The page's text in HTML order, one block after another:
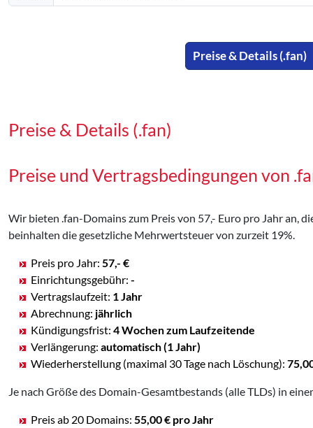
Preise & Details (.fan)
Preise & Details (.fan)
Preise und Vertragsbedingungen von
Wir bieten .fan-Domains zum Preis von 57,- Euro pro Jahr an,
beinhalten die gesetzliche Mehrwertsteuer von zurzeit 19%.
Preis pro Jahr: 57,- €
Einrichtungsgebühr: -
Vertragslaufzeit: 1 Jahr
Abrechnung: jährlich
Kündigungsfrist: 4 Wochen zum Laufzeitende
Verlängerung: automatisch (1 Jahr)
Wiederherstellung (maximal 30 Tage nach Löschung):
Je nach Größe des Domain-Gesamtbestands (alle TLDs) in
Preis ab 20 Domains: 55,00 € pro Jahr